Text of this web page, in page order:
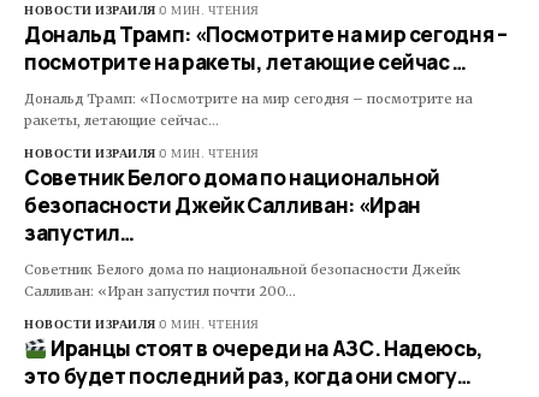
НОВОСТИ ИЗРАИЛЯ 0 МИН. ЧТЕНИЯ
Дональд Трамп: «Посмотрите на мир сегодня –
посмотрите на ракеты, летающие сейчас …
Дональд Трамп: «Посмотрите на мир сегодня – посмотрите на
ракеты, летающие сейчас…
НОВОСТИ ИЗРАИЛЯ 0 МИН. ЧТЕНИЯ
Советник Белого дома по национальной
безопасности Джейк Салливан: «Иран
запустил…
Советник Белого дома по национальной безопасности Джейк
Салливан: «Иран запустил почти 200…
НОВОСТИ ИЗРАИЛЯ 0 МИН. ЧТЕНИЯ
Иранцы стоят в очереди на АЗС. Надеюсь,
это будет последний раз, когда они смогу…